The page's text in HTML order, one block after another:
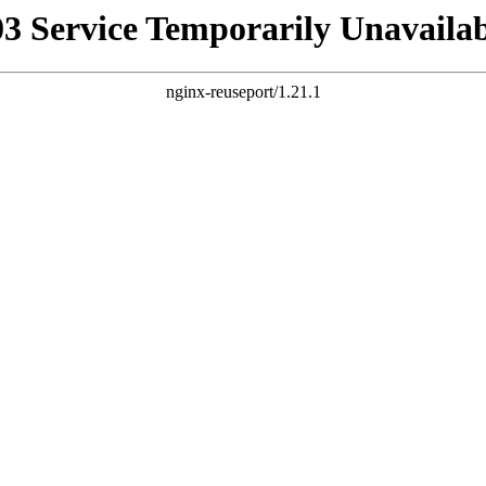
Service Temporarily
nginx-reuseport/1.21.1